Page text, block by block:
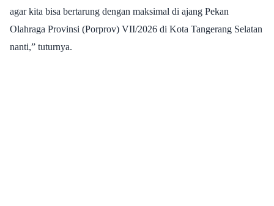
agar kita bisa bertarung dengan maksimal di ajang Pekan
Olahraga Provinsi (Porprov) VII/2026 di Kota Tangerang Selatan
nanti,” tuturnya.